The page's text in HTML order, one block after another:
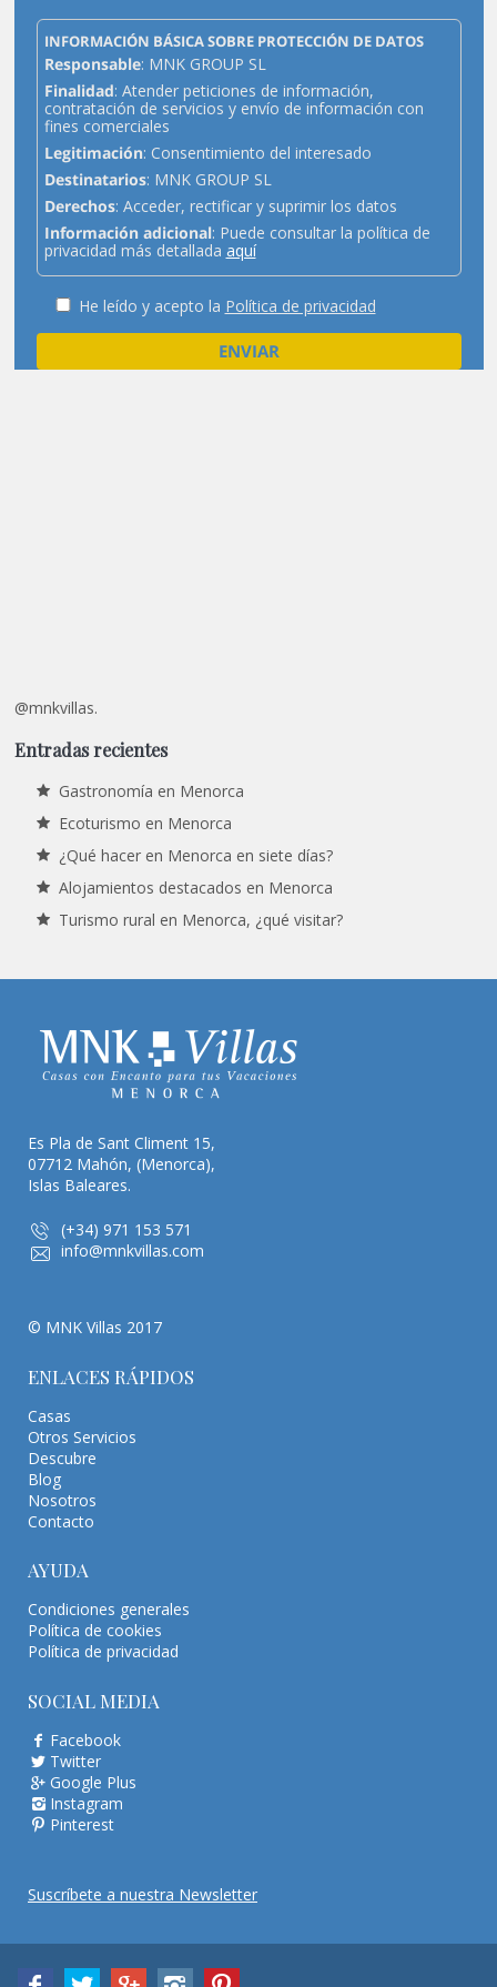
INFORMACIÓN BÁSICA SOBRE PROTECCIÓN DE DATOS
Responsable: MNK GROUP SL
Finalidad: Atender peticiones de información,
contratación de servicios y envío de información con
fines comerciales
Legitimación: Consentimiento del interesado
Destinatarios: MNK GROUP SL
Derechos: Acceder, rectificar y suprimir los datos
Información adicional: Puede consultar la política de
privacidad más detallada aquí
He leído y acepto la Política de privacidad
@mnkvillas.
Entradas recientes
Gastronomía en Menorca
Ecoturismo en Menorca
¿Qué hacer en Menorca en siete días?
Alojamientos destacados en Menorca
Turismo rural en Menorca, ¿qué visitar?
Es Pla de Sant Climent 15,
07712 Mahón, (Menorca),
Islas Baleares.
(+34) 971 153 571
info@mnkvillas.com
© MNK Villas 2017
ENLACES RÁPIDOS
Casas
Otros Servicios
Descubre
Blog
Nosotros
Contacto
AYUDA
Condiciones generales
Política de cookies
Política de privacidad
SOCIAL MEDIA
Facebook
Twitter
Google Plus
Instagram
Pinterest
Suscríbete a nuestra Newsletter